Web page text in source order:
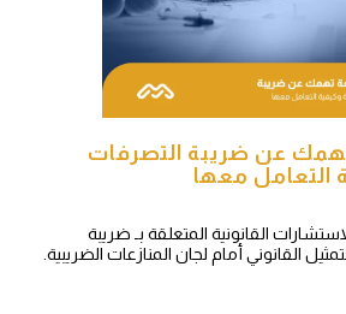
عن ضريبة التصرفات
التعامل معها
القانونية المتعلقة بـ ضريبة
القانوني أمام لجان المنازعات الضريبية.